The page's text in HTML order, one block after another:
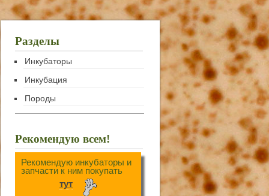
Разделы
Инкубаторы
Инкубация
Породы
Рекомендую всем!
Рекомендую инкубаторы и
запчасти к ним покупать
тут